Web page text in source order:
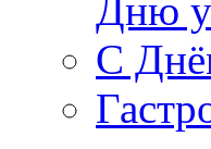
Дню
С